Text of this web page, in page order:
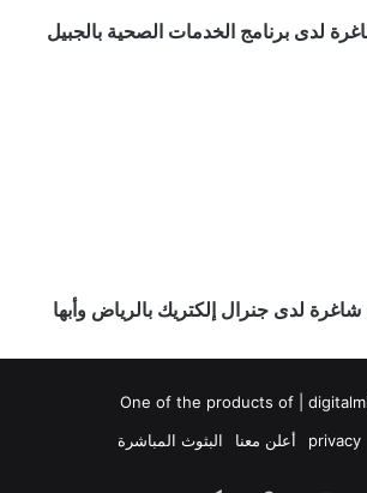
لدى برنامج الخدمات الصحية بالجبيل
لدى جنرال إلكتريك بالرياض وأبها
One of the products of |
privacy أعلن معنا البثوث المباشرة